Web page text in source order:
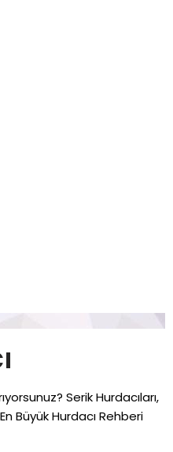
Serik Hurdacıları,
Büyük Hurdacı Rehberi